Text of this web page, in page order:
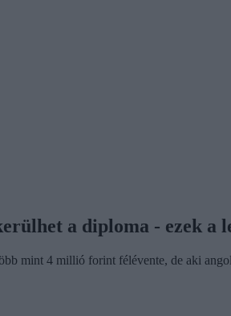
a diploma - ezek a
mint 4 millió forint félévente, de aki